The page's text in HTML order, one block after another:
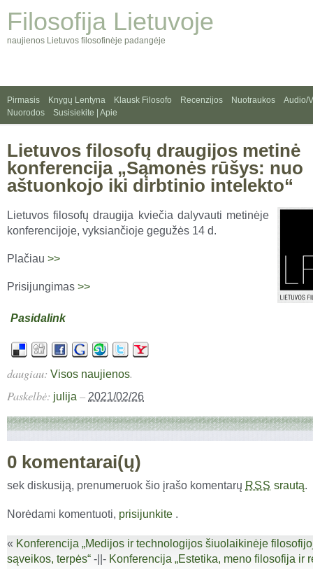
Filosofija Lietuvoje
naujienos Lietuvos filosofinėje padangėje
Pirmasis Knygų Lentyna Klausk Filosofo Recenzijos Nuotraukos
Audio/
Nuorodos
Susisiekite | Apie
Lietuvos filosofų draugijos metinė
konferencija „Sąmonės rūšys: nuo
aštuonkojo iki dirbtinio intelekto“
Lietuvos filosofų draugija kviečia dalyvauti metinėje
konferencijoje, vyksiančioje gegužės 14 d.
Plačiau >>
Prisijungimas >>
Pasidalink
daugiau: Visos naujienos.
Paskelbė: julija – 2021/02/26
0 komentarai(ų)
sek diskusiją, prenumeruok šio įrašo komentarų RSS srautą.
Norėdami komentuoti, prisijunkite .
« Konferencija „Medijos ir technologijos šiuolaikinėje
sąveikos, terpės“ -||- Konferencija „Estetika, meno filosofija ir